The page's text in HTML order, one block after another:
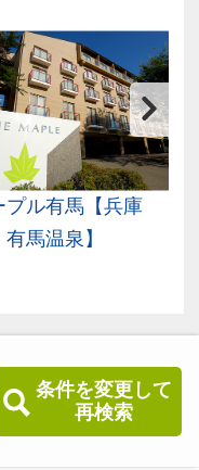
条件を変更して
再検索
プル有馬【兵庫
馬温泉】